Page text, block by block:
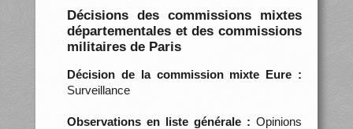
Décisions des commissions mixtes
départementales et des commissions
militaires de Paris
Décision de la commission mixte Eure :
Surveillance
Observations en liste générale : Opinions